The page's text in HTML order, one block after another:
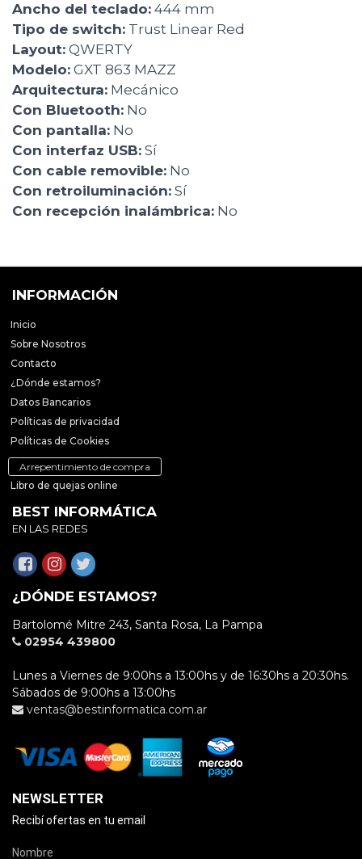
Ancho del teclado: 444 mm
Tipo de switch: Trust Linear Red
Layout: QWERTY
Modelo: GXT 863 MAZZ
Arquitectura: Mecánico
Con Bluetooth: No
Con pantalla: No
Con interfaz USB: Sí
Con cable removible: No
Con retroiluminación: Sí
Con recepción inalámbrica: No
INFORMACIÓN
Inicio
Sobre Nosotros
Contacto
¿Dónde estamos?
Datos Bancarios
Políticas de privacidad
Políticas de Cookies
Arrepentimiento de compra
Libro de quejas online
BEST INFORMÁTICA
EN LAS REDES
¿DÓNDE ESTAMOS?
Bartolomé Mitre 243, Santa Rosa, La Pampa
02954 439800
Lunes a Viernes de 9:00hs a 13:00hs y de 16:30hs a 20:30hs.
Sábados de 9:00hs a 13:00hs
ventas@bestinformatica.com.ar
NEWSLETTER
Recibí ofertas en tu email